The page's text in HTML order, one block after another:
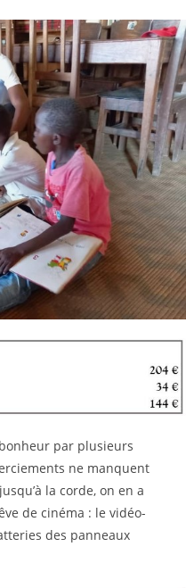
par plusieurs
ne manquent
la corde, on en a
de cinéma : le vidéo-
des panneaux